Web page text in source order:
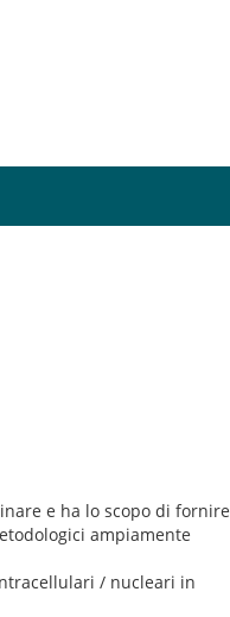
e ha lo scopo di fornire
ampiamente
/ nucleari in